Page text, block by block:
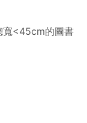
寬<45cm的圖書